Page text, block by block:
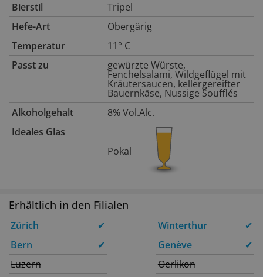
Bierstil
Tripel
Hefe-Art
Obergärig
Temperatur
11° C
Passt zu
gewürzte Würste,
Fenchelsalami, Wildgeflügel mit
Kräutersaucen, kellergereifter
Bauernkäse, Nussige Soufflés
Alkoholgehalt
8% Vol.Alc.
Ideales Glas
Pokal
Erhältlich in den Filialen
Zürich
✔
Bern
✔
Luzern
Winterthur
✔
Genève
✔
Oerlikon